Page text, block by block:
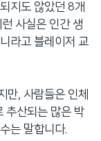
지도 않았던 8개
사실은 인간 생
라고 블레이저 교
만, 사람들은 인체
추산되는 많은 박
는 말합니다.